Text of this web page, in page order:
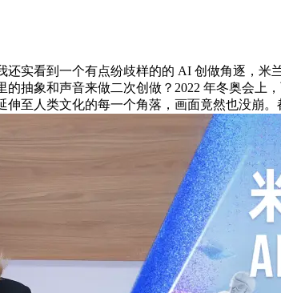
看到一个有点纷歧样的的 AI 创做角逐，米
抽象和声音来做二次创做？2022 年冬奥会
至人类文化的每一个角落，画面竟然也没崩